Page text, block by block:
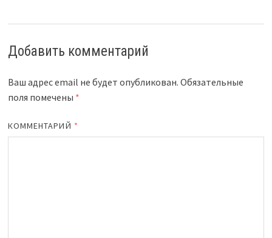
Добавить комментарий
Ваш адрес email не будет опубликован. Обязательные
поля помечены *
КОММЕНТАРИЙ *